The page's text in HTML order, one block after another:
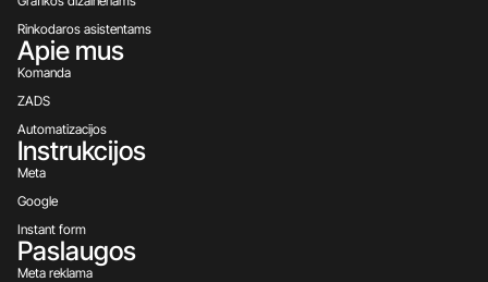
Rinkodaros asistentams
Apie mus
Komanda
ZADS
Automatizacijos
Instrukcijos
Meta
Google
Instant form
Paslaugos
Meta reklama